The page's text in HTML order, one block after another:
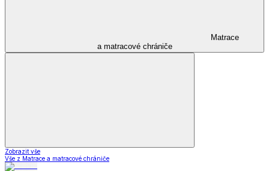
Matrace
a matracové chrániče
Zobrazit vše
Vše z Matrace a matracové chrániče